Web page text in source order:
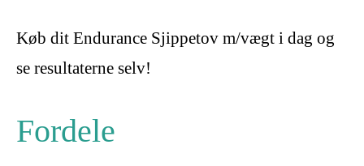
Køb dit Endurance Sjippetov m/vægt i dag og
se resultaterne selv!
Fordele